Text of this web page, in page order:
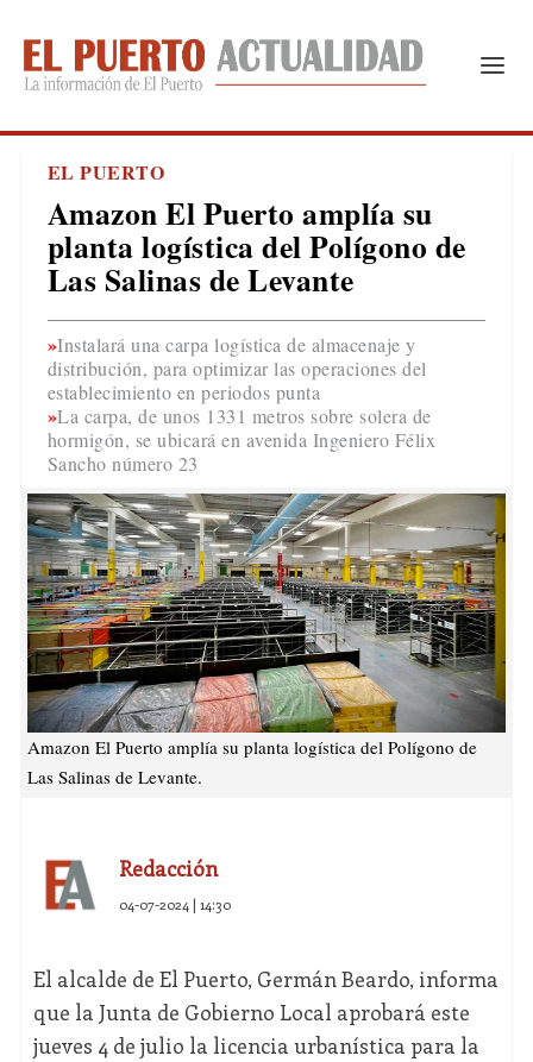
EL PUERTO
Amazon El Puerto amplía su
planta logística del Polígono de
Las Salinas de Levante
Instalará una carpa logística de almacenaje y
distribución, para optimizar las operaciones del
establecimiento en periodos punta
La carpa, de unos 1331 metros sobre solera de
hormigón, se ubicará en avenida Ingeniero Félix
Sancho número 23
Amazon El Puerto amplía su planta logística del Polígono de
Las Salinas de Levante.
Redacción
04-07-2024 | 14:30
El alcalde de El Puerto, Germán Beardo, informa
que la Junta de Gobierno Local aprobará este
jueves 4 de julio la licencia urbanística para la